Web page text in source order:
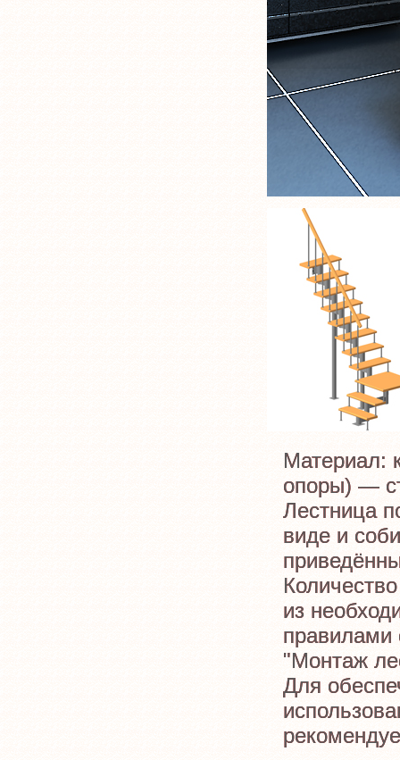
Материал:
опоры) —
Лестница
виде и
из
правилами
"Монтаж
Для